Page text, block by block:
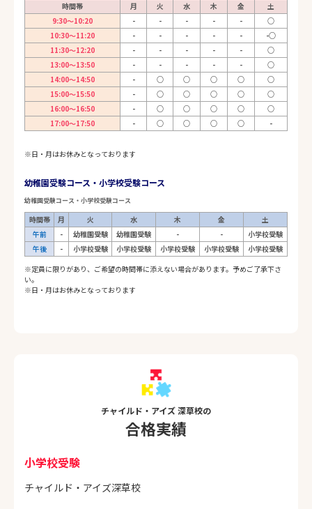
時間帯 月 火 水 木 金
土
9:30～10:20
- - - - -
○
10:30～11:20
- - - - -
-○
11:30～12:20
- - - - -
○
13:00～13:50
- - - - -
○
14:00～14:50
- ○ ○ ○ ○
○
15:00～15:50
- ○ ○ ○ ○
○
16:00～16:50
- ○ ○ ○ ○
○
17:00～17:50
- ○ ○ ○ ○ -
※日・月はお休みとなっております
幼稚園受験コース・小学校受験コース
幼稚園受験コース・小学校受験コース
時間帯 月 火 水 木 金
土
午前
- 幼稚園受験 幼稚園受験 - -
小学校受験
午後
- 小学校受験 小学校受験 小学校受験 小学校受験
小学校受験
※定員に限りがあり、ご希望の時間帯に添えない場合があります。予めご了承下さ
い。
※日・月はお休みとなっております
チャイルド・アイズ 深草校の
合格実績
小学校受験
チャイルド・アイズ深草校